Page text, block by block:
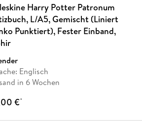
Harry Potter Patronum
L/A5, Gemischt (Liniert
Punktiert), Fester Einband,
Englisch
in 6 Wochen
€*